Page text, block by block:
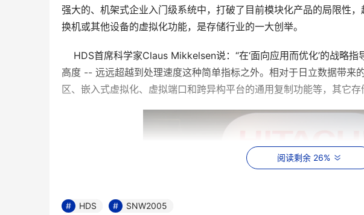
强大的、机架式企业入门级系统中，打破了目前模块化产品的局限性
换机或其他设备的虚拟化功能，是存储行业的一大创举。
HDS首席科学家Claus Mikkelsen说：“在‘面向应用而优化’的战略
高度 -- 远远超越到处理速度这种简单指标之外。相对于日立数据带来
区、嵌入式虚拟化、虚拟端口和跨异构平台的通用复制功能等，其它
阅读剩余 26%
HDS SNW2005